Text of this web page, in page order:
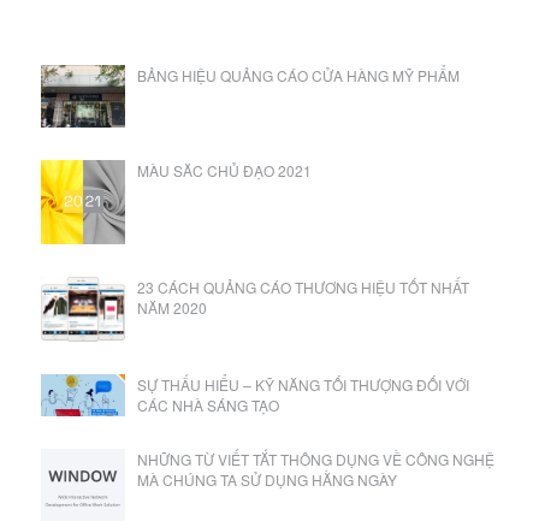
BẢNG HIỆU QUẢNG CÁO CỬA HÀNG MỸ PHẨM
MÀU SĂC CHỦ ĐẠO 2021
23 CÁCH QUẢNG CÁO THƯƠNG HIỆU TỐT NHẤT
NĂM 2020
SỰ THẤU HIỂU – KỸ NĂNG TỐI THƯỢNG ĐỐI VỚI
CÁC NHÀ SÁNG TẠO
NHỮNG TỪ VIẾT TẮT THÔNG DỤNG VỀ CÔNG NGHỆ
MÀ CHÚNG TA SỬ DỤNG HẰNG NGÀY